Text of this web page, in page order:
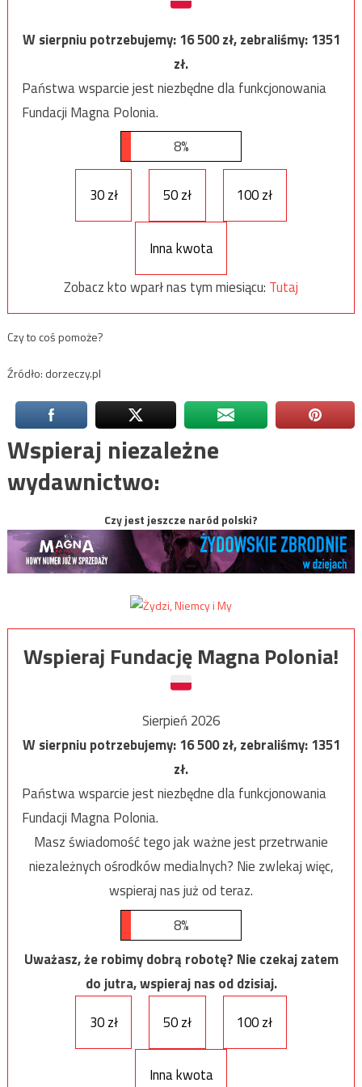
W sierpniu potrzebujemy:16 500zł, zebraliśmy:1351
zł.
Państwa wsparcie jest niezbędne dla funkcjonowania
Fundacji Magna Polonia.
8%
30 zł 50 zł 100 zł
Inna kwota
Zobacz kto wparł nas tym miesiącu: Tutaj
Czy to coś pomoże?
Źródło: dorzeczy.pl
Wspieraj niezależne
wydawnictwo:
Czy jest jeszcze naród polski?
Wspieraj Fundację Magna Polonia!
Sierpień 2026
W sierpniu potrzebujemy:16 500zł, zebraliśmy:1351
zł.
Państwa wsparcie jest niezbędne dla funkcjonowania
Fundacji Magna Polonia.
Masz świadomość tego jak ważne jest przetrwanie
niezależnych ośrodków medialnych? Nie zwlekaj więc,
wspieraj nas już od teraz.
8%
Uważasz, że robimy dobrą robotę? Nie czekaj zatem
do jutra, wspieraj nas od dzisiaj.
30 zł
50 zł 100 zł
Inna kwota